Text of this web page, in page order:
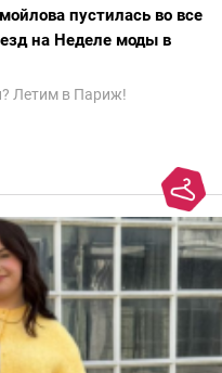
пустилась во все
на Неделе моды в
Летим в Париж!